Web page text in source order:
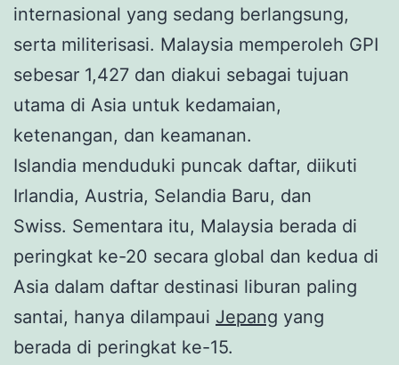
internasional yang sedang berlangsung,
serta militerisasi. Malaysia memperoleh GPI
sebesar 1,427 dan diakui sebagai tujuan
utama di Asia untuk kedamaian,
ketenangan, dan keamanan.
Islandia menduduki puncak daftar, diikuti
Irlandia, Austria, Selandia Baru, dan
Swiss. Sementara itu, Malaysia berada di
peringkat ke-20 secara global dan kedua di
Asia dalam daftar destinasi liburan paling
santai, hanya dilampaui Jepang yang
berada di peringkat ke-15.